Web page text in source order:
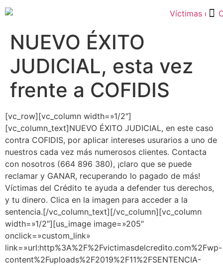
NUEVO ÉXITO
JUDICIAL, esta vez
frente a COFIDIS
[vc_row][vc_column width=»1/2″]
[vc_column_text]NUEVO ÉXITO JUDICIAL, en este caso
contra COFIDIS, por aplicar intereses usurarios a uno de
nuestros cada vez más numerosos clientes. Contacta
con nosotros (664 896 380), ¡claro que se puede
reclamar y GANAR, recuperando lo pagado de más!
Víctimas del Crédito te ayuda a defender tus derechos,
y tu dinero. Clica en la imagen para acceder a la
sentencia.[/vc_column_text][/vc_column][vc_column
width=»1/2″][us_image image=»205″
onclick=»custom_link»
link=»url:http%3A%2F%2Fvictimasdelcredito.com%2Fwp-
content%2Fuploads%2F2019%2F11%2FSENTENCIA-